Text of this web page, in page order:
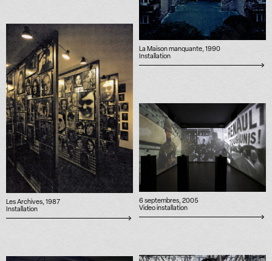
Les Archives, 1987
Installation
La Maison manquante, 1990
Installation
6 septembres, 2005
Video installation